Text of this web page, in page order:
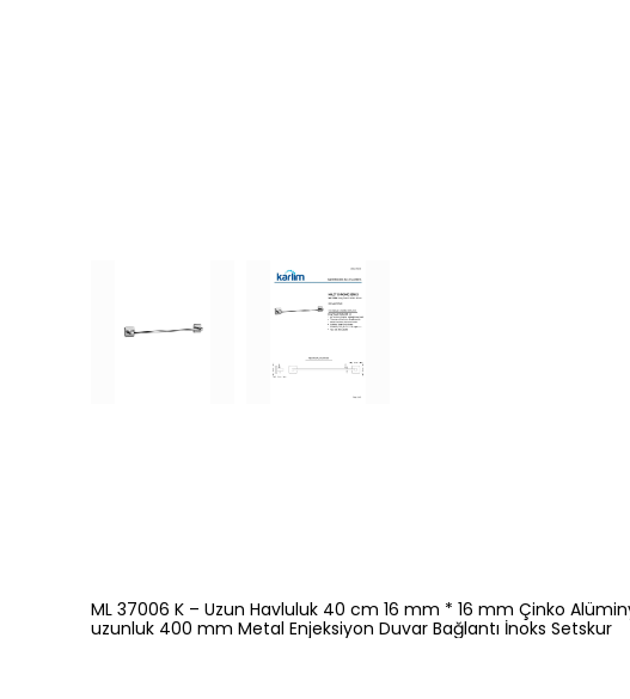
ML 37006 K – Uzun Havluluk 40 cm 16 mm * 16 mm Çinko
uzunluk 400 mm Metal Enjeksiyon Duvar Bağlantı İnoks Setskur